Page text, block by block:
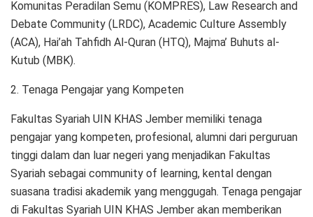
Komunitas Peradilan Semu (KOMPRES), Law Research and
Debate Community (LRDC), Academic Culture Assembly
(ACA), Hai’ah Tahfidh Al-Quran (HTQ), Majma’ Buhuts al-
Kutub (MBK).
2. Tenaga Pengajar yang Kompeten
Fakultas Syariah UIN KHAS Jember memiliki tenaga
pengajar yang kompeten, profesional, alumni dari perguruan
tinggi dalam dan luar negeri yang menjadikan Fakultas
Syariah sebagai community of learning, kental dengan
suasana tradisi akademik yang menggugah. Tenaga pengajar
di Fakultas Syariah UIN KHAS Jember akan memberikan